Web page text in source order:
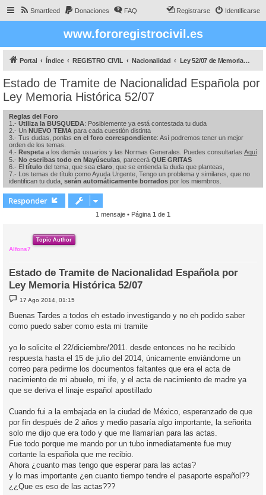
Smartfeed Donaciones FAQ Identificarse
Registrarse
www.fororegistrocivil.es
Portal Índice REGISTRO CIVIL Nacionalidad Ley 52/07 de Memoria Histórica
Estado de Tramite de Nacionalidad Española por
Ley Memoria Histórica 52/07
Reglas del Foro
1.- Utiliza la BUSQUEDA: Posiblemente ya está contestada tu duda
2.- Un NUEVO TEMA para cada cuestión distinta
3.- Tus dudas, ponlas en el foro correspondiente: Así podremos tener un mejor
orden de los temas.
4.- Respeta a los demás usuarios y las Normas Generales. Puedes consultarlas Aquí
5.- No escribas todo en Mayúsculas , parecerá QUE GRITAS
6.- El título del tema, que sea claro , que se entienda la duda que planteas,
7.- Los temas de título como Ayuda Urgente, Tengo un problema y similares, que no
identifican tu duda, serán automáticamente borrados por los miembros.
Responder
1 mensaje • Página 1 de 1
Topic Author
Alfons7
Estado de Tramite de Nacionalidad Española por
Ley Memoria Histórica 52/07
M
e
s
a
17 Ago 2014, 01:15
Buenas Tardes a todos eh estado investigando y no eh podido saber
como puedo saber como esta mi tramite
yo lo solicite el 22/diciembre/2011. desde entonces no he recibido
respuesta hasta el 15 de julio del 2014, únicamente enviándome un
correo para pedirme los documentos faltantes que era el acta de
nacimiento de mi abuelo, mi ife, y el acta de nacimiento de madre ya
que se deriva el linaje español apostillado
Cuando fui a la embajada en la ciudad de México, esperanzado de que
por fin después de 2 años y medio pasaría algo importante, la señorita
solo me dijo que era todo y que me llamarían para las actas.
Fue todo porque me mando por un tubo inmediatamente fue muy
cortante la española que me recibio.
Ahora ¿cuanto mas tengo que esperar para las actas?
y lo mas importante ¿en cuanto tiempo tendre el pasaporte español??
¿¿Que es eso de las actas???